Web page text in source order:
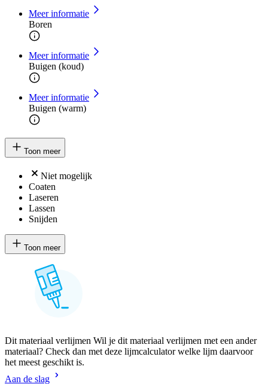
Meer informatie
Boren
Meer informatie
Buigen (koud)
Meer informatie
Buigen (warm)
Toon meer
Niet mogelijk
Coaten
Laseren
Lassen
Snijden
Toon meer
Dit materiaal verlijmen Wil je dit materiaal verlijmen met een ander
materiaal? Check dan met deze lijmcalculator welke lijm daarvoor
het meest geschikt is.
Aan de slag